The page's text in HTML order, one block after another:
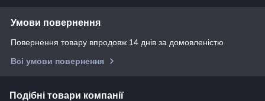
Умови повернення
Повернення товару впродовж 14 днів за домовленістю
Всі умови повернення
Подібні товари компанії